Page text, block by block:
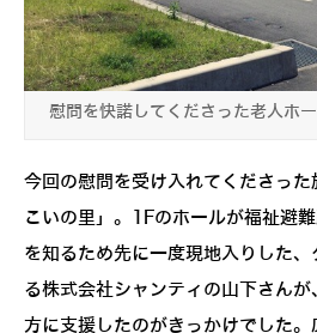
慰問を快諾してくださった老人ホー
今回の慰問を受け入れてくださっ
こいの里」。1Fのホールが福祉避
を知るため先に一度現地入りした
る株式会社シャンティの山下さん
方に支援したのがきっかけでした